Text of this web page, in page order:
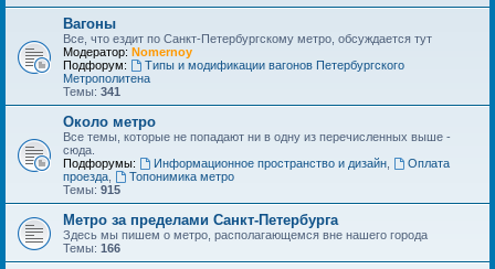
Вагоны
Все, что ездит по Санкт-Петербургскому метро, обсуждается тут
Модератор: Nomernoy
Подфорум:
Типы и модификации вагонов Петербургского
Метрополитена
Темы: 341
Около метро
Все темы, которые не попадают ни в одну из перечисленных выше -
сюда.
Подфорумы:
Информационное пространство и дизайн,
Оплата
проезда
Топонимика метро
Темы: 915
Метро за пределами Санкт-Петербурга
Здесь мы пишем о метро, располагающемся вне нашего города
Темы: 166